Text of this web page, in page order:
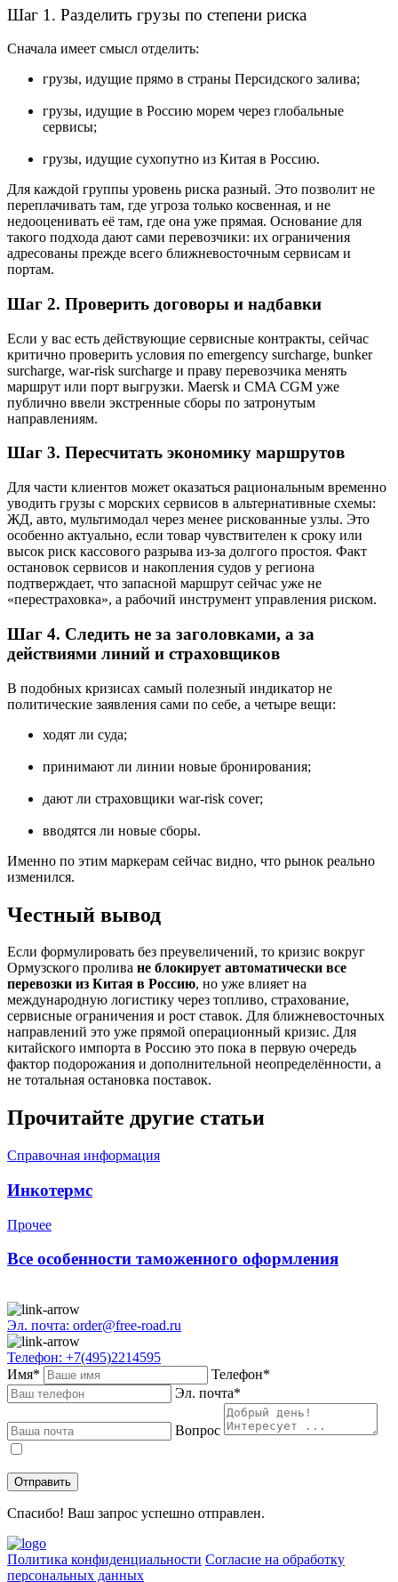
Шаг 1. Разделить грузы по степени риска
Сначала имеет смысл отделить:
грузы, идущие прямо в страны Персидского залива;
грузы, идущие в Россию морем через глобальные
сервисы;
грузы, идущие сухопутно из Китая в Россию.
Для каждой группы уровень риска разный. Это позволит не
переплачивать там, где угроза только косвенная, и не
недооценивать её там, где она уже прямая. Основание для
такого подхода дают сами перевозчики: их ограничения
адресованы прежде всего ближневосточным сервисам и
портам.
Шаг 2. Проверить договоры и надбавки
Если у вас есть действующие сервисные контракты, сейчас
критично проверить условия по emergency surcharge, bunker
surcharge, war-risk surcharge и праву перевозчика менять
маршрут или порт выгрузки. Maersk и CMA CGM уже
публично ввели экстренные сборы по затронутым
направлениям.
Шаг 3. Пересчитать экономику маршрутов
Для части клиентов может оказаться рациональным временно
уводить грузы с морских сервисов в альтернативные схемы:
ЖД, авто, мультимодал через менее рискованные узлы. Это
особенно актуально, если товар чувствителен к сроку или
высок риск кассового разрыва из-за долгого простоя. Факт
остановок сервисов и накопления судов у региона
подтверждает, что запасной маршрут сейчас уже не
«перестраховка», а рабочий инструмент управления риском.
Шаг 4. Следить не за заголовками, а за
действиями линий и страховщиков
В подобных кризисах самый полезный индикатор не
политические заявления сами по себе, а четыре вещи:
ходят ли суда;
принимают ли линии новые бронирования;
дают ли страховщики war-risk cover;
вводятся ли новые сборы.
Именно по этим маркерам сейчас видно, что рынок реально
изменился.
Честный вывод
Если формулировать без преувеличений, то кризис вокруг
Ормузского пролива не блокирует автоматически все
перевозки из Китая в Россию, но уже влияет на
международную логистику через топливо, страхование,
сервисные ограничения и рост ставок. Для ближневосточных
направлений это уже прямой операционный кризис. Для
китайского импорта в Россию это пока в первую очередь
фактор подорожания и дополнительной неопределённости, а
не тотальная остановка поставок.
Прочитайте другие статьи
Справочная информация
Инкотермс
Прочее
Все особенности таможенного оформления
Эл. почта: order@free-road.ru
Телефон: +7(495)2214595
Имя*
Телефон*
Эл. почта*
Вопрос
Спасибо! Ваш запрос успешно отправлен.
Политика конфиденциальности Согласие на обработку
персональных данных